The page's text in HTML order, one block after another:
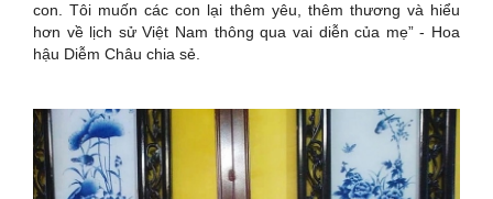
con. Tôi muốn các con lại thêm yêu, thêm thương và hiểu
hơn về lịch sử Việt Nam thông qua vai diễn của mẹ” - Hoa
hậu Diễm Châu chia sẻ.